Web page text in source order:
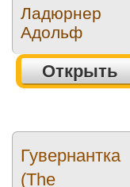
Ладюрнер
Адольф
Открыть
Гувернантка
(The